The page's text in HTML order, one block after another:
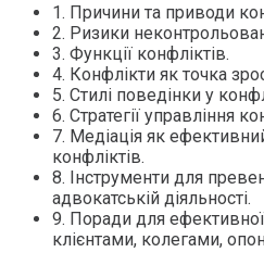
1. Причини та приводи
2. Ризики
3. Функції конфліктів.
4. Конфлікти як точка
5. Стилі поведінки у
6. Стратегії управління
7. Медіація як
конфліктів.
8. Інструменти для
адвокатській діяльності.
9. Поради для
клієнтами, колегами,